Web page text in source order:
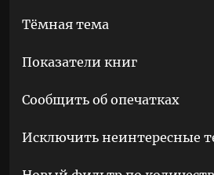
Тёмная тема
Показатели книг
Сообщить об опечатках